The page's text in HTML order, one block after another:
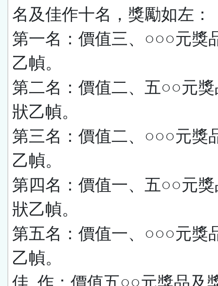
名及佳作十名，獎勵如左：
第一名：價值三、○○○元獎
乙幀。
第二名：價值二、五○○元
狀乙幀。
第三名：價值二、○○○元獎
乙幀。
第四名：價值一、五○○元
狀乙幀。
第五名：價值一、○○○元獎
乙幀。